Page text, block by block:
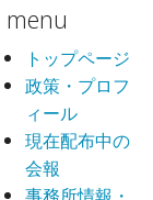
menu
トップページ
政策・プロフ
ィール
現在配布中の
会報
事務所情報・